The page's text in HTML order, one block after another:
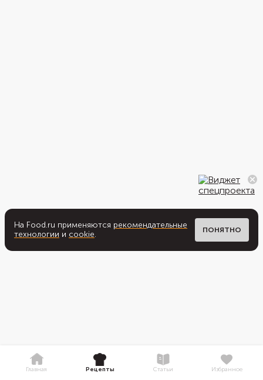
На Food.ru применяются рекомендательные
технологии и cookie. ПОНЯТНО
Главная Рецепты Статьи Избранное